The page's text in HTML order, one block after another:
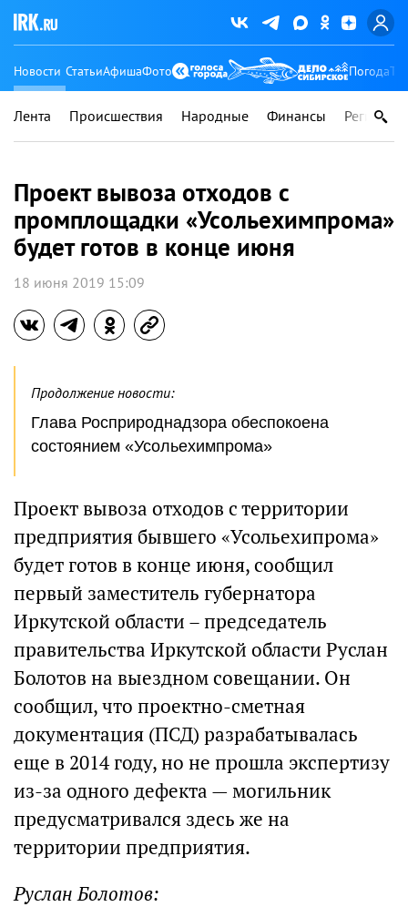
Новости СтатьиАфишаФото Погода
Лента Происшествия Народные Финансы Регионы
Проект вывоза отходов с
промплощадки «Усольехимпрома»
будет готов в конце июня
18 июня 2019 15:09
Продолжение новости:
Глава Росприроднадзора обеспокоена
состоянием «Усольехимпрома»
Проект вывоза отходов с территории
предприятия бывшего «Усольехипрома»
будет готов в конце июня, сообщил
первый заместитель губернатора
Иркутской области – председатель
правительства Иркутской области Руслан
Болотов на выездном совещании. Он
сообщил, что проектно-сметная
документация (ПСД) разрабатывалась
еще в 2014 году, но не прошла экспертизу
из-за одного дефекта — могильник
предусматривался здесь же на
территории предприятия.
Руслан Болотов: